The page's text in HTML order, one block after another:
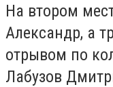
На втором
Александр, а
отрывом по
Лабузов